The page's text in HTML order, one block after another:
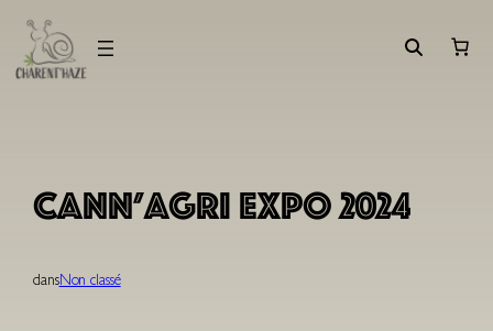
contenu
Cann’Agri Expo 2024
dansNon classé